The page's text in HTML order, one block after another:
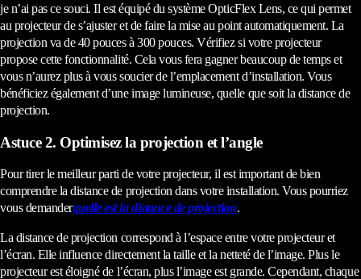
je n’ai pas ce souci. Il est équipé du système OpticFlex Lens, ce qui permet
au projecteur de s’ajuster et de faire la mise au point automatiquement. La
projection va de 40 pouces à 300 pouces. Vérifiez si votre projecteur
propose cette fonctionnalité. Cela vous fera gagner beaucoup de temps et
vous n’aurez plus à vous soucier de l’emplacement d’installation. Vous
bénéficiez également d’une image lumineuse, quelle que soit la distance de
projection.
Astuce 2. Optimisez la projection et l’angle
Pour tirer le meilleur parti de votre projecteur, il est important de bien
comprendre la distance de projection dans votre installation. Vous pourriez
vous demanderquelle est la distance de projection.
La distance de projection correspond à l’espace entre votre projecteur et
l’écran. Elle influence directement la taille et la netteté de l’image. Plus le
projecteur est éloigné de l’écran, plus l’image est grande. Cependant, chaque